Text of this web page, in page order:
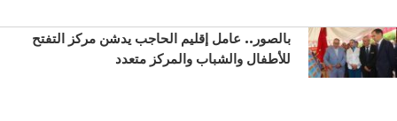
بالصور.. عامل إقليم الحاجب يدشن مركز التفتح
للأطفال والشباب والمركز متعدد